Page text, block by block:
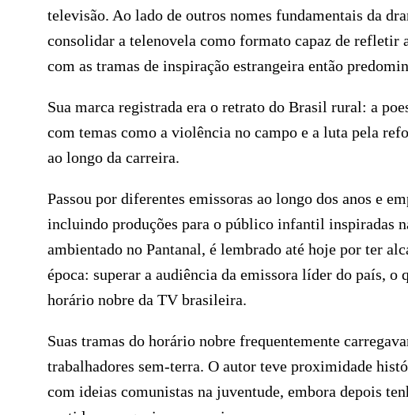
televisão. Ao lado de outros nomes fundamentais da
consolidar a telenovela como formato capaz de refletir
com as tramas de inspiração estrangeira então
Sua marca registrada era o retrato do Brasil rural: a
com temas como a violência no campo e a luta pela
ao longo da carreira.
Passou por diferentes emissoras ao longo dos anos e
incluindo produções para o público infantil inspiradas
ambientado no Pantanal, é lembrado até hoje por ter
época: superar a audiência da emissora líder do país,
horário nobre da TV brasileira.
Suas tramas do horário nobre frequentemente
trabalhadores sem-terra. O autor teve proximidade
com ideias comunistas na juventude, embora depois